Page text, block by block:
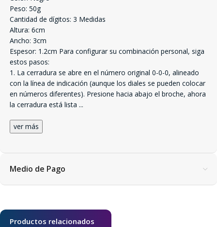
Peso: 50g
Cantidad de dígitos: 3 Medidas
Altura: 6cm
Ancho: 3cm
Espesor: 1.2cm Para configurar su combinación personal, siga
estos pasos:
1. La cerradura se abre en el número original 0-0-0, alineado
con la línea de indicación (aunque los diales se pueden colocar
en números diferentes). Presione hacia abajo el broche, ahora
la cerradura está lista ...
ver más
Medio de Pago
Productos relacionados